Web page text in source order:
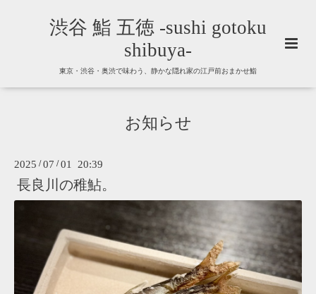
渋谷 鮨 五徳 -sushi gotoku
shibuya-
東京・渋谷・奥渋で味わう、静かな隠れ家の江戸前おまかせ鮨
お知らせ
2025 /07 /01 20:39
長良川の稚鮎。